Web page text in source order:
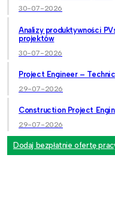
30-07-2026
Analizy produktywności
projektów
30-07-2026
Project Engineer –
29-07-2026
Construction Project
29-07-2026
Dodaj bezpłatnie ofertę